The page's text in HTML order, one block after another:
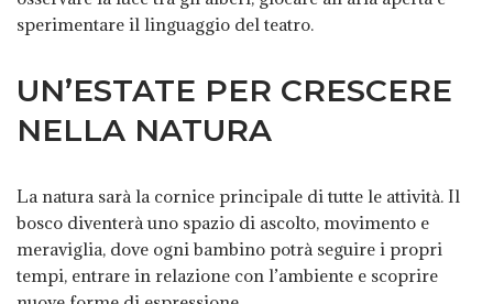
sperimentare il linguaggio del teatro.
UN’ESTATE PER CRESCERE
NELLA NATURA
La natura sarà la cornice principale di tutte le attività. Il
bosco diventerà uno spazio di ascolto, movimento e
meraviglia, dove ogni bambino potrà seguire i propri
tempi, entrare in relazione con l’ambiente e scoprire